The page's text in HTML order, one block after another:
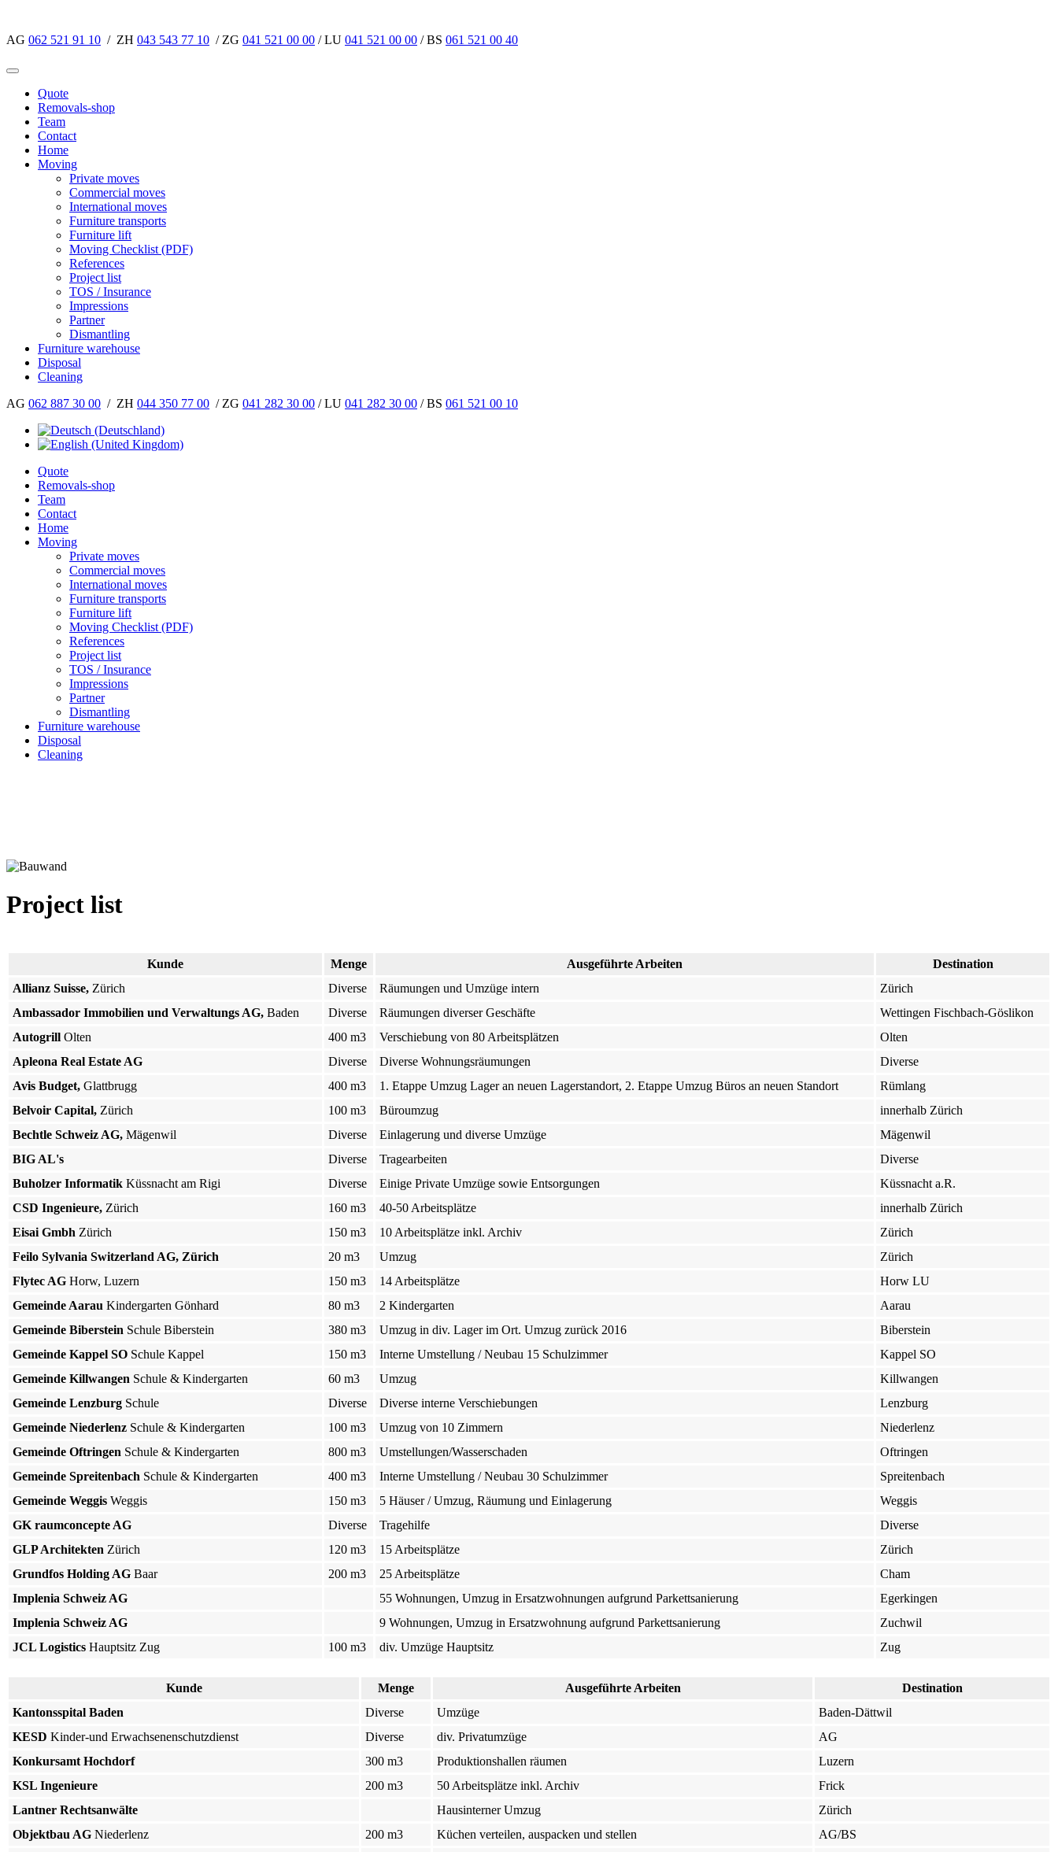
AG 062 521 91 10 / ZH 043 543 77 10 / ZG 041 521 00 00 / LU 041 521 00 00 / BS 061 521 00 40
Quote
Removals-shop
Team
Contact
Home
Moving
Private moves
Commercial moves
International moves
Furniture transports
Furniture lift
Moving Checklist (PDF)
References
Project list
TOS / Insurance
Impressions
Partner
Dismantling
Furniture warehouse
Disposal
Cleaning
AG 062 887 30 00 / ZH 044 350 77 00 / ZG 041 282 30 00 / LU 041 282 30 00 / BS 061 521 00 10
Quote
Removals-shop
Team
Contact
Home
Moving
Private moves
Commercial moves
International moves
Furniture transports
Furniture lift
Moving Checklist (PDF)
References
Project list
TOS / Insurance
Impressions
Partner
Dismantling
Furniture warehouse
Disposal
Cleaning
Project list
Kunde Menge Ausgeführte Arbeiten
Destination
Allianz Suisse, Zürich Diverse Räumungen und Umzüge intern
Zürich
Ambassador Immobilien und Verwaltungs AG, Baden Diverse Räumungen diverser Geschäfte
Wettingen Fischbach-Göslikon
Autogrill Olten 400 m3 Verschiebung von 80 Arbeitsplätzen
Olten
Apleona Real Estate AG
Diverse Diverse Wohnungsräumungen
Diverse
Avis Budget, Glattbrugg 400 m3 1. Etappe Umzug Lager an neuen Lagerstandort, 2. Etappe Umzug Büros an neuen Standort
Rümlang
Belvoir Capital, Zürich 100 m3 Büroumzug
innerhalb Zürich
Bechtle Schweiz AG, Mägenwil Diverse Einlagerung und diverse Umzüge
Mägenwil
BIG AL's
Diverse Tragearbeiten
Diverse
Buholzer Informatik Küssnacht am Rigi Diverse Einige Private Umzüge sowie Entsorgungen
Küssnacht a.R.
CSD Ingenieure, Zürich 160 m3 40-50 Arbeitsplätze
innerhalb Zürich
Eisai Gmbh Zürich 150 m3 10 Arbeitsplätze inkl. Archiv
Zürich
Feilo Sylvania Switzerland AG, Zürich
20 m3 Umzug
Zürich
Flytec AG Horw, Luzern 150 m3 14 Arbeitsplätze
Horw LU
Gemeinde Aarau Kindergarten Gönhard 80 m3 2 Kindergarten
Aarau
Gemeinde Biberstein Schule Biberstein 380 m3 Umzug in div. Lager im Ort. Umzug zurück 2016
Biberstein
Gemeinde Kappel SO Schule Kappel 150 m3 Interne Umstellung / Neubau 15 Schulzimmer
Kappel SO
Gemeinde Killwangen Schule & Kindergarten 60 m3 Umzug
Killwangen
Gemeinde Lenzburg Schule Diverse Diverse interne Verschiebungen
Lenzburg
Gemeinde Niederlenz Schule & Kindergarten 100 m3 Umzug von 10 Zimmern
Niederlenz
Gemeinde Oftringen Schule & Kindergarten 800 m3 Umstellungen/Wasserschaden
Oftringen
Gemeinde Spreitenbach Schule & Kindergarten 400 m3 Interne Umstellung / Neubau 30 Schulzimmer
Spreitenbach
Gemeinde Weggis Weggis 150 m3 5 Häuser / Umzug, Räumung und Einlagerung
Weggis
GK raumconcepte AG
Diverse Tragehilfe
Diverse
GLP Architekten Zürich 120 m3 15 Arbeitsplätze
Zürich
Grundfos Holding AG Baar 200 m3 25 Arbeitsplätze
Cham
Implenia Schweiz AG
55 Wohnungen, Umzug in Ersatzwohnungen aufgrund Parkettsanierung
Egerkingen
Implenia Schweiz AG
9 Wohnungen, Umzug in Ersatzwohnung aufgrund Parkettsanierung
Zuchwil
JCL Logistics Hauptsitz Zug 100 m3 div. Umzüge Hauptsitz Zug
Kunde Menge Ausgeführte Arbeiten
Destination
Kantonsspital Baden
Diverse Umzüge
Baden-Dättwil
KESD Kinder-und Erwachsenenschutzdienst Diverse div. Privatumzüge
AG
Konkursamt Hochdorf
300 m3 Produktionshallen räumen
Luzern
KSL Ingenieure
200 m3 50 Arbeitsplätze inkl. Archiv
Frick
Lantner Rechtsanwälte
Hausinterner Umzug
Zürich
Objektbau AG Niederlenz 200 m3 Küchen verteilen, auspacken und stellen
AG/BS